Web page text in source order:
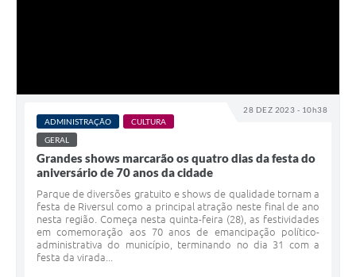
28 DEZ 2023 - 10h38
ADMINISTRAÇÃO
CULTURA
GERAL
Grandes shows marcarão os quatro dias da festa do
aniversário de 70 anos da cidade
Parque de diversões gratuito e shows de qualidade tornam a
festa de Riversul como a principal atração neste final de ano
nesta região. Começa nesta quinta-feira (28), as festividades
em comemoração aos 70 anos de emancipação político-
administrativa do município, terminando no dia 31 com a
festa da virada...